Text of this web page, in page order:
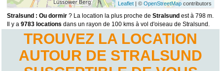
Leaflet| © OpenStreetMapcontributors
Stralsund : Ou dormir ? La location la plus proche deStralsund est à 798 m.
Il y a9783 locations dans un rayon de 100 kms à vol d'oiseau de Stralsund.
TROUVEZ LA LOCATION
AUTOUR DE STRALSUND